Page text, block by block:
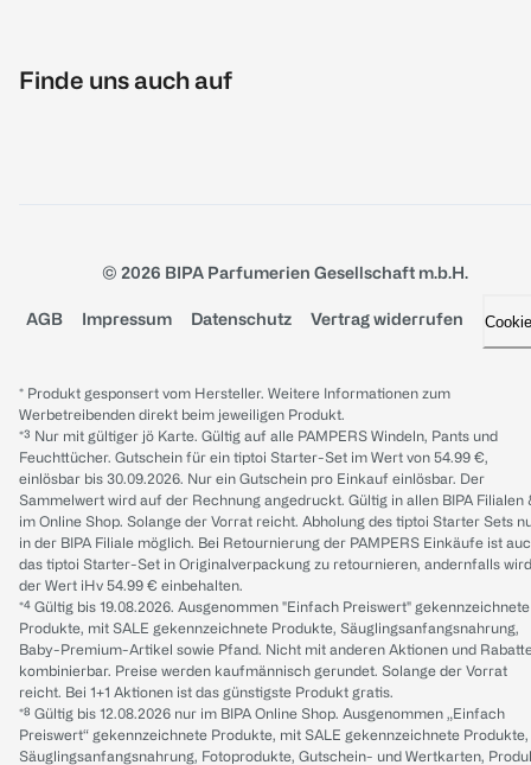
Finde uns auch auf
© 2026 BIPA Parfumerien Gesellschaft m.b.H.
AGB Impressum Datenschutz Vertrag widerrufen
* Produkt gesponsert vom Hersteller. Weitere Informationen zum
Werbetreibenden direkt beim jeweiligen Produkt.
*³ Nur mit gültiger jö Karte. Gültig auf alle PAMPERS Windeln, Pants und
Feuchttücher. Gutschein für ein tiptoi Starter-Set im Wert von 54.99 €,
einlösbar bis 30.09.2026. Nur ein Gutschein pro Einkauf einlösbar. Der
Sammelwert wird auf der Rechnung angedruckt. Gültig in allen BIPA Filialen
im Online Shop. Solange der Vorrat reicht. Abholung des tiptoi Starter Sets
in der BIPA Filiale möglich. Bei Retournierung der PAMPERS Einkäufe ist
das tiptoi Starter-Set in Originalverpackung zu retournieren, andernfalls wird
der Wert iHv 54.99 € einbehalten.
*⁴ Gültig bis 19.08.2026. Ausgenommen "Einfach Preiswert" gekennzeichnete
Produkte, mit SALE gekennzeichnete Produkte, Säuglingsanfangsnahrung,
Baby-Premium-Artikel sowie Pfand. Nicht mit anderen Aktionen und
kombinierbar. Preise werden kaufmännisch gerundet. Solange der Vorrat
reicht. Bei 1+1 Aktionen ist das günstigste Produkt gratis.
*⁸ Gültig bis 12.08.2026 nur im BIPA Online Shop. Ausgenommen „Einfach
Preiswert“ gekennzeichnete Produkte, mit SALE gekennzeichnete Produkte,
Säuglingsanfangsnahrung, Fotoprodukte, Gutschein- und Wertkarten,